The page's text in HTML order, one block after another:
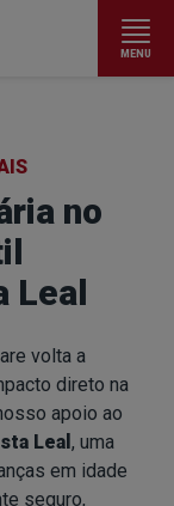
MENU
no
Leal
volta a
direto na
apoio ao
Leal , uma
em idade
seguro,